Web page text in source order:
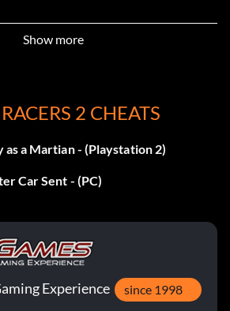
Show more
2 CHEATS
as a Martian - (Playstation 2)
Car Sent - (PC)
Experience since 1998